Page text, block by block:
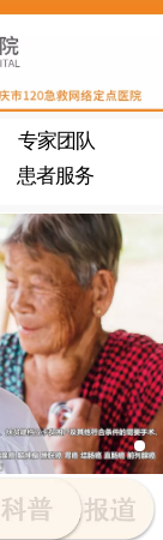
专家团队
患者服务